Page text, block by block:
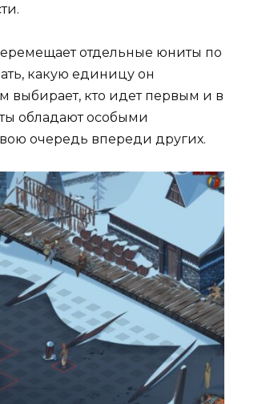
отдельные юниты по
какую единицу он
выбирает, кто идет первым и в
обладают особыми
очередь впереди других.